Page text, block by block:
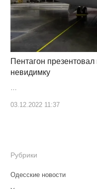
Пентагон
невидимку
…
03.12.2022 11:37
Рубрики
Одесские новости